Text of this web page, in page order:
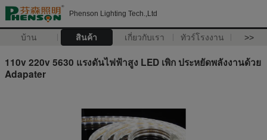
Phenson Lighting Tech.,Ltd
บ้าน สินค้า เกี่ยวกับเรา ทัวร์โรงงาน >>
110v 220v 5630 แรงดันไฟฟ้าสูง LED เพิก ประหยัดพลังงานด้วย
Adapater